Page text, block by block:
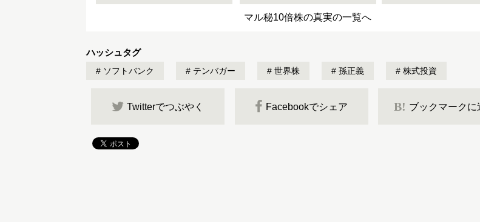
マル秘10倍株の真実の一覧へ
ハッシュタグ
ソフトバンク テンバガー 世界株 孫正義 株式投資
Twitterでつぶやく Facebookでシェア B! ブックマークに